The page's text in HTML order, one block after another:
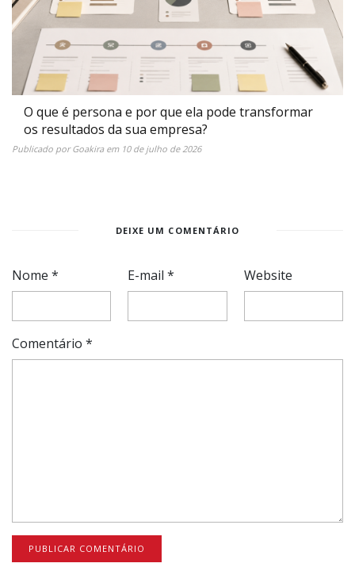
O que é persona e por que ela pode transformar
os resultados da sua empresa?
Publicado porGoakiraem 10 de julho de 2026
DEIXE UM COMENTÁRIO
Nome * E-mail* Website
Comentário *